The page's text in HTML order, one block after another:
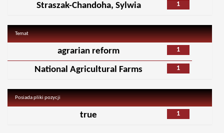
1
Straszak-Chandoha, Sylwia
Temat
1
agrarian reform
1
National Agricultural Farms
Posiada pliki pozycji
1
true